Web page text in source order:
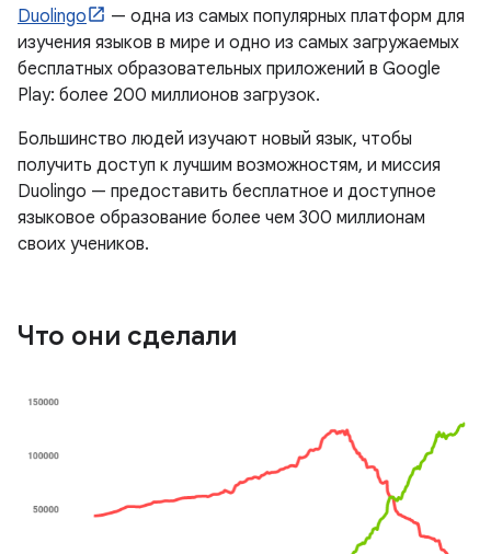
Duolingo
— одна из самых популярных платформ для
изучения языков в мире и одно из самых загружаемых
бесплатных образовательных приложений в Google
Play: более 200 миллионов загрузок.
Большинство людей изучают новый язык, чтобы
получить доступ к лучшим возможностям, и миссия
Duolingo — предоставить бесплатное и доступное
языковое образование более чем 300 миллионам
своих учеников.
Что они сделали